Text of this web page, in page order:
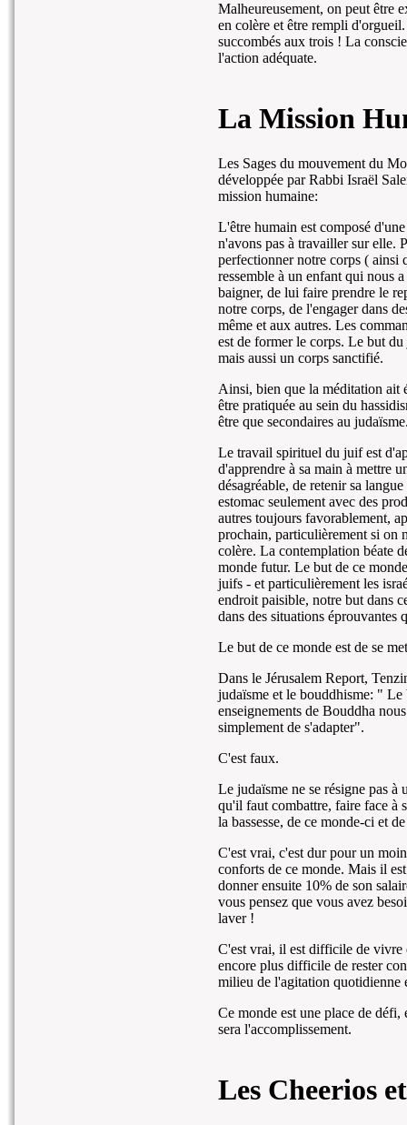
Malheureusement, on peut être
en colère et être rempli
succombés aux trois ! La
l'action adéquate.
La Mission
Les Sages du mouvement du
développée par Rabbi Israël
mission humaine:
L'être humain est composé
n'avons pas à travailler sur elle.
perfectionner notre corps ( ainsi
ressemble à un enfant qui nous
baigner, de lui faire prendre le
notre corps, de l'engager dans
même et aux autres. Les
est de former le corps. Le but
mais aussi un corps sanctifié.
Ainsi, bien que la méditation ait
être pratiquée au sein du
être que secondaires au
Le travail spirituel du juif est
d'apprendre à sa main à mettre
désagréable, de retenir sa
estomac seulement avec des
autres toujours favorablement,
prochain, particulièrement si on
colère. La contemplation béate
monde futur. Le but de ce
juifs - et particulièrement les
endroit paisible, notre but dans
dans des situations éprouvantes
Le but de ce monde est de se
Dans le Jérusalem Report,
judaïsme et le bouddhisme: "
enseignements de Bouddha
simplement de s'adapter".
C'est faux.
Le judaïsme ne se résigne pas
qu'il faut combattre, faire face à
la bassesse, de ce monde-ci et
C'est vrai, c'est dur pour un
conforts de ce monde. Mais il
donner ensuite 10% de son
vous pensez que vous avez
laver !
C'est vrai, il est difficile de vivre
encore plus difficile de rester
milieu de l'agitation quotidienne
Ce monde est une place de
sera l'accomplissement.
Les Cheerios